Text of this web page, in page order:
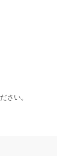
さい。